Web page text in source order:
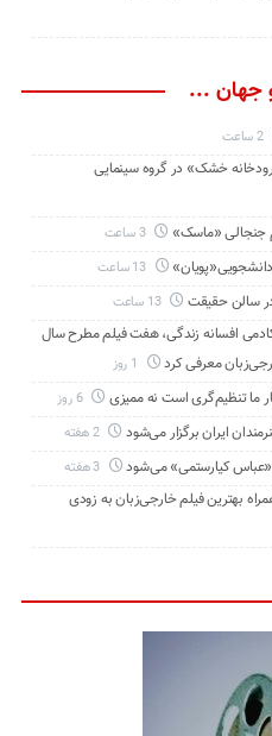
جهان ...
2 ساعت
رودخانه خشک» در گروه سینمایی
جنجالی «ماسک» 3 ساعت
13 ساعت
در سالن حقیقت 13 ساعت
افسانه زندگی، هفت فیلم مطرح سال
معرفی کرد
ما تنظیم‌گری است نه ممیزی 6 روز
ایران برگزار می‌شود 2 هفته
«عباس کیارستمی» می‌شود 3 هفته
بهترین فیلم خارجی‌زبان به زودی